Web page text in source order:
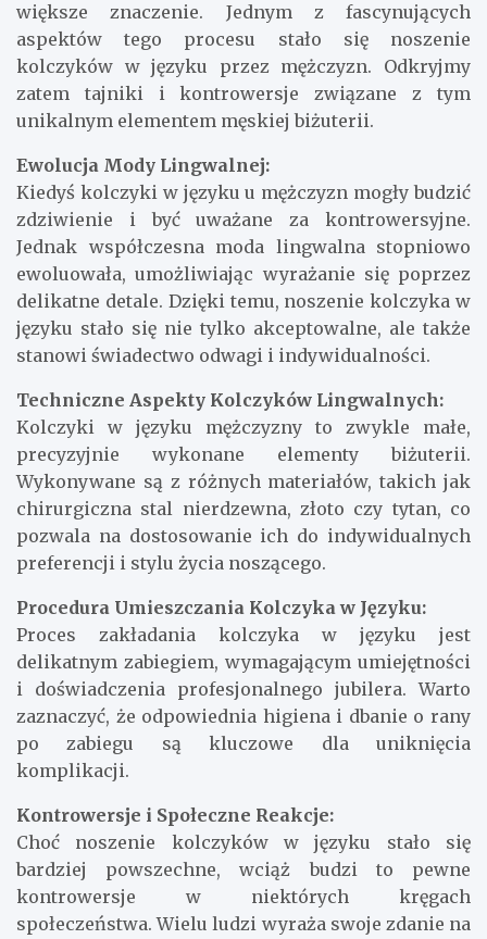
większe znaczenie. Jednym z fascynujących
aspektów tego procesu stało się noszenie
kolczyków w języku przez mężczyzn. Odkryjmy
zatem tajniki i kontrowersje związane z tym
unikalnym elementem męskiej biżuterii.
Ewolucja Mody Lingwalnej:
Kiedyś kolczyki w języku u mężczyzn mogły budzić
zdziwienie i być uważane za kontrowersyjne.
Jednak współczesna moda lingwalna stopniowo
ewoluowała, umożliwiając wyrażanie się poprzez
delikatne detale. Dzięki temu, noszenie kolczyka w
języku stało się nie tylko akceptowalne, ale także
stanowi świadectwo odwagi i indywidualności.
Techniczne Aspekty Kolczyków Lingwalnych:
Kolczyki w języku mężczyzny to zwykle małe,
precyzyjnie wykonane elementy biżuterii.
Wykonywane są z różnych materiałów, takich jak
chirurgiczna stal nierdzewna, złoto czy tytan, co
pozwala na dostosowanie ich do indywidualnych
preferencji i stylu życia noszącego.
Procedura Umieszczania Kolczyka w Języku:
Proces zakładania kolczyka w języku jest
delikatnym zabiegiem, wymagającym umiejętności
i doświadczenia profesjonalnego jubilera. Warto
zaznaczyć, że odpowiednia higiena i dbanie o rany
po zabiegu są kluczowe dla uniknięcia
komplikacji.
Kontrowersje i Społeczne Reakcje:
Choć noszenie kolczyków w języku stało się
bardziej powszechne, wciąż budzi to pewne
kontrowersje w niektórych kręgach
społeczeństwa. Wielu ludzi wyraża swoje zdanie na